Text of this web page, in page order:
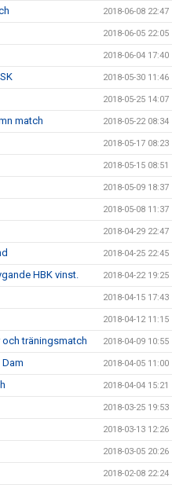
2018-06-08 22:47
2018-06-05 22:05
2018-06-04 17:40
2018-05-30 11:46
2018-05-25 14:07
match 2018-05-22 08:34
2018-05-17 08:23
2018-05-15 08:51
2018-05-09 18:37
2018-05-08 11:37
2018-04-29 22:47
2018-04-25 22:45
HBK vinst. 2018-04-22 19:25
2018-04-15 17:43
2018-04-12 11:15
träningsmatch 2018-04-09 10:55
2018-04-05 11:00
2018-04-04 15:21
2018-03-25 19:53
2018-03-13 12:26
2018-03-05 20:26
2018-02-08 22:24